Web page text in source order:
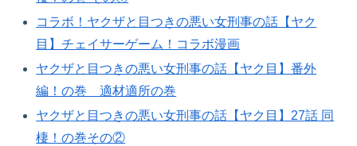
コラボ！ヤクザと目つきの悪い女刑事の話【ヤク
目】チェイサーゲーム！コラボ漫画
ヤクザと目つきの悪い女刑事の話【ヤク目】番外
編！の巻 適材適所の巻​
ヤクザと目つきの悪い女刑事の話【ヤク目】27話 同
棲！の巻その②